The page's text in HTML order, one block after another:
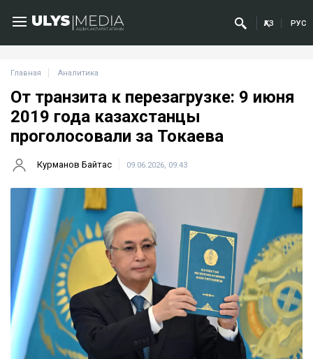
ҚАЗ РУС
Главная Аналитика
От транзита к перезагрузке: 9 июня
2019 года казахстанцы
проголосовали за Токаева
Курманов Байтас 09.06.2026, 09:43